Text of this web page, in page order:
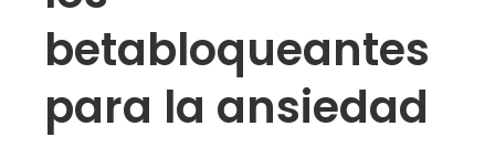
betabloqueantes
para la ansiedad